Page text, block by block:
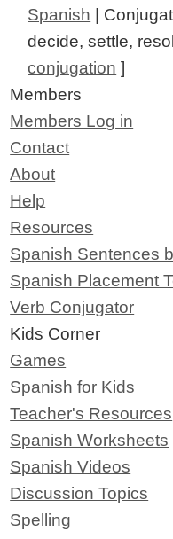
Spanish |
decide, settle,
conjugation ]
Members
Members Log in
Contact
About
Help
Resources
Spanish Sentences
Spanish Placement
Verb Conjugator
Kids Corner
Games
Spanish for Kids
Teacher's Resources
Spanish Worksheets
Spanish Videos
Discussion Topics
Spelling